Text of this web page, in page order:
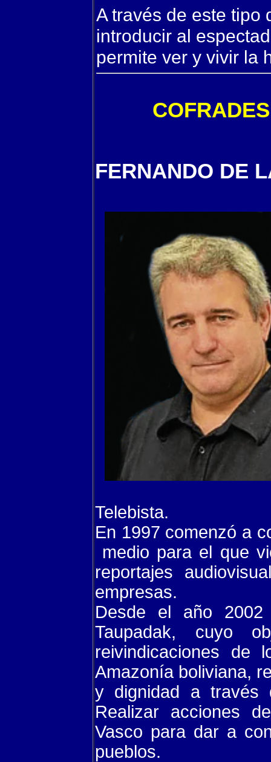
A través de este tipo
introducir al
permite ver y vivir la
FERNANDO DE
Telebista.
En 1997 comenzó a
medio para el que
reportajes
empresas.
Desde el año
Taupadak, cuyo
reivindicaciones de
Amazonía boliviana,
y dignidad a través
Realizar acciones
Vasco para dar a
pueblos.